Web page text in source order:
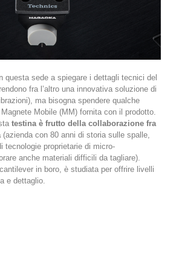
questa sede a spiegare i dettagli tecnici del
fra l’altro una innovativa soluzione di
ma bisogna spendere qualche
Mobile (MM) fornita con il prodotto.
testina è frutto della collaborazione fra
(azienda con 80 anni di storia sulle spalle,
tecnologie proprietarie di micro-
anche materiali difficili da tagliare).
in boro, è studiata per offrire livelli
e dettaglio.